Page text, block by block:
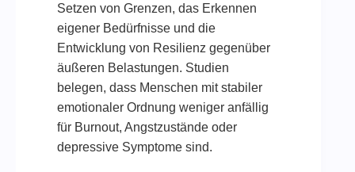
Setzen von Grenzen, das Erkennen
eigener Bedürfnisse und die
Entwicklung von Resilienz gegenüber
äußeren Belastungen. Studien
belegen, dass Menschen mit stabiler
emotionaler Ordnung weniger anfällig
für Burnout, Angstzustände oder
depressive Symptome sind.